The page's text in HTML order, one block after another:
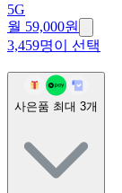
5G
월 59,000원
3,459명이 선택
사은품 최대 3개